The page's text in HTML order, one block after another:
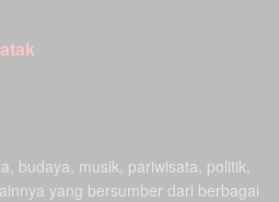
budaya, musik, pariwisata, politik,
yang bersumber dari berbagai